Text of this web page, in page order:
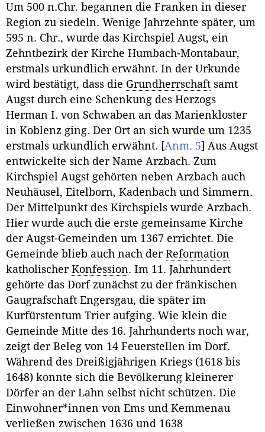
Um 500 n.Chr. begannen die Franken in dieser
Region zu siedeln. Wenige Jahrzehnte später, um
595 n. Chr., wurde das Kirchspiel Augst, ein
Zehntbezirk der Kirche Humbach-Montabaur,
erstmals urkundlich erwähnt. In der Urkunde
wird bestätigt, dass die Grundherrschaft samt
Augst durch eine Schenkung des Herzogs
Herman I. von Schwaben an das Marienkloster
in Koblenz ging. Der Ort an sich wurde um 1235
erstmals urkundlich erwähnt. [Anm. 5] Aus Augst
entwickelte sich der Name Arzbach. Zum
Kirchspiel Augst gehörten neben Arzbach auch
Neuhäusel, Eitelborn, Kadenbach und Simmern.
Der Mittelpunkt des Kirchspiels wurde Arzbach.
Hier wurde auch die erste gemeinsame Kirche
der Augst-Gemeinden um 1367 errichtet. Die
Gemeinde blieb auch nach der Reformation
katholischer Konfession. Im 11. Jahrhundert
gehörte das Dorf zunächst zu der fränkischen
Gaugrafschaft Engersgau, die später im
Kurfürstentum Trier aufging. Wie klein die
Gemeinde Mitte des 16. Jahrhunderts noch war,
zeigt der Beleg von 14 Feuerstellen im Dorf.
Während des Dreißigjährigen Kriegs (1618 bis
1648) konnte sich die Bevölkerung kleinerer
Dörfer an der Lahn selbst nicht schützen. Die
Einwohner*innen von Ems und Kemmenau
verließen zwischen 1636 und 1638